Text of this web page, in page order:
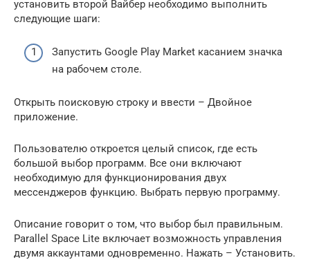
установить второй Вайбер необходимо выполнить
следующие шаги:
Запустить Google Play Market касанием значка
на рабочем столе.
Открыть поисковую строку и ввести – Двойное
приложение.
Пользователю откроется целый список, где есть
большой выбор программ. Все они включают
необходимую для функционирования двух
мессенджеров функцию. Выбрать первую программу.
Описание говорит о том, что выбор был правильным.
Parallel Space Lite включает возможность управления
двумя аккаунтами одновременно. Нажать – Установить.